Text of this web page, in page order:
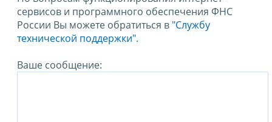
сервисов и программного обеспечения ФНС
России Вы можете обратиться в "Службу
технической поддержки".
Ваше сообщение: